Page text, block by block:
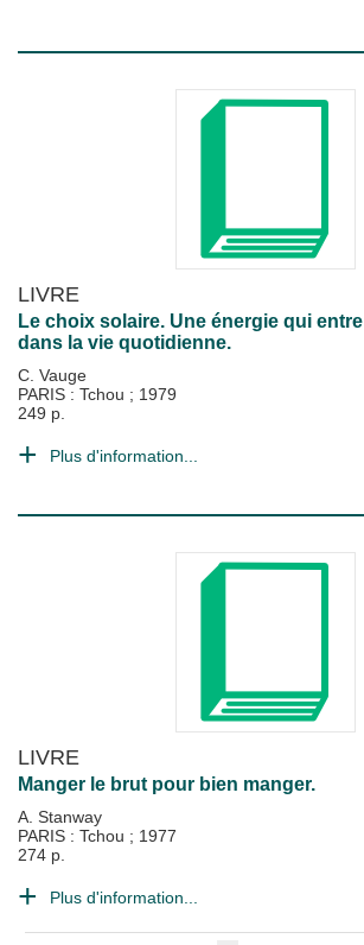
LIVRE
Le choix solaire. Une énergie qui entre
dans la vie quotidienne.
C. Vauge
PARIS : Tchou ; 1979
249 p.
Plus d'information...
LIVRE
Manger le brut pour bien manger.
A. Stanway
PARIS : Tchou ; 1977
274 p.
Plus d'information...